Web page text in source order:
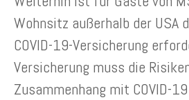
Wohnsitz außerhalb der USA
COVID-19-Versicherung
Versicherung muss die
Zusammenhang mit COVID-